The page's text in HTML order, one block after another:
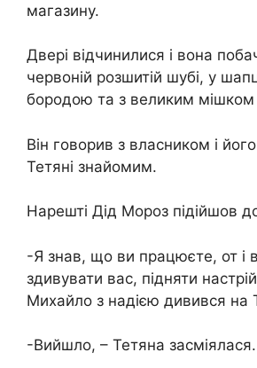
магазину.
Двері відчинилися і вона
червоній розшитій шубі, у
бородою та з великим мішком
Він говорив з власником і
Тетяні знайомим.
Нарешті Дід Мороз підійшов
-Я знав, що ви працюєте, от і
здивувати вас, підняти
Михайло з надією дивився на
-Вийшло, – Тетяна засміялася.